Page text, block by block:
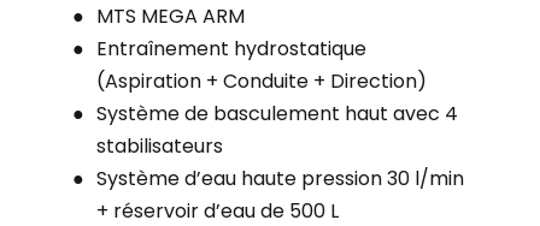
MTS MEGA ARM
Entraînement hydrostatique
(Aspiration + Conduite + Direction)
Système de basculement haut avec 4
stabilisateurs
Système d’eau haute pression 30 l/min
+ réservoir d’eau de 500 L